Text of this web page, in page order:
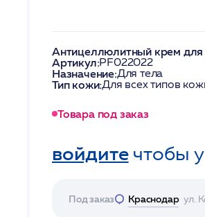
Антицеллюлитный крем
Артикул:PF022022
Назначение:Для тела
Тип кожи:Для всех типов
Товара под заказ
войдитечтобы
Под заказ Краснодар ул.